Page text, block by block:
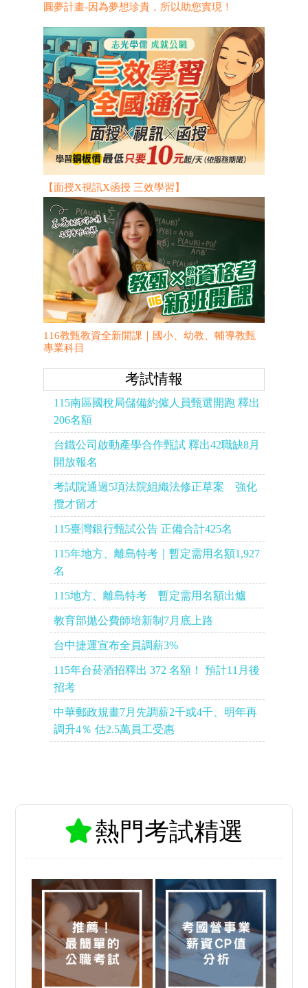
圓夢計畫-因為夢想珍貴，所以助您實現！
【面授X視訊X函授 三效學習】
116教甄教資全新開課｜國小、幼教、輔導教甄
專業科目
考試情報
115南區國稅局儲備約僱人員甄選開跑 釋出
206名額
台鐵公司啟動產學合作甄試 釋出42職缺8月
開放報名
考試院通過5項法院組織法修正草案 強化
攬才留才
115臺灣銀行甄試公告 正備合計425名
115年地方、離島特考｜暫定需用名額1,927
名
115地方、離島特考 暫定需用名額出爐
教育部拋公費師培新制7月底上路
台中捷運宣布全員調薪3%
115年台菸酒招釋出 372 名額！ 預計11月後
招考
中華郵政規畫7月先調薪2千或4千、明年再
調升4％ 估2.5萬員工受惠
熱門考試精選